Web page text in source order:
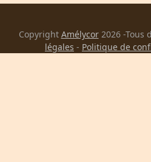
Copyright Amélycor2026 -Tous
légales - Politique de